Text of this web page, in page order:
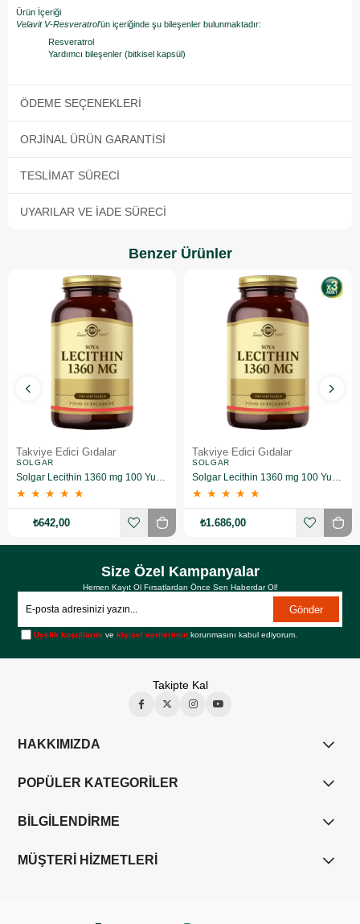
Ürün İçeriği
Velavit V-Resveratrol’ün içeriğinde şu bileşenler bulunmaktadır:
Resveratrol
Yardımcı bileşenler (bitkisel kapsül)
ÖDEME SEÇENEKLERI
ORJINAL ÜRÜN GARANTISI
TESLIMAT SÜRECI
UYARILAR VE İADE SÜRECI
Benzer Ürünler
Takviye Edici Gıdalar
SOLGAR
Solgar Lecithin 1360 mg 100 Yumuşak Jelatin Kapsül
★ ★ ★ ★ ★
₺642,00
Takviye Edici Gıdalar
SOLGAR
Solgar Lecithin 1360 mg 100 Yumuşak Jelatin Kapsül 3 Adet
★ ★ ★ ★ ★
₺1.686,00
Size Özel Kampanyalar
Hemen Kayıt Ol Fırsatlardan Önce Sen Haberdar Ol!
Gönder
Üyelik koşullarını vekişisel verilerimin korunmasını kabul ediyorum.
Takipte Kal
HAKKIMIZDA
POPÜLER KATEGORİLER
BİLGİLENDİRME
MÜŞTERİ HİZMETLERİ